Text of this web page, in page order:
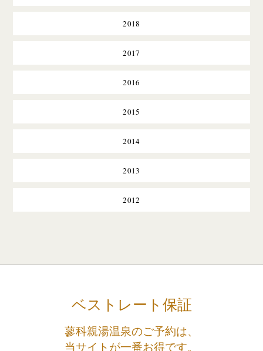
2018
2017
2016
2015
2014
2013
2012
ベストレート保証
蓼科親湯温泉のご予約は、
当サイトが一番お得です。